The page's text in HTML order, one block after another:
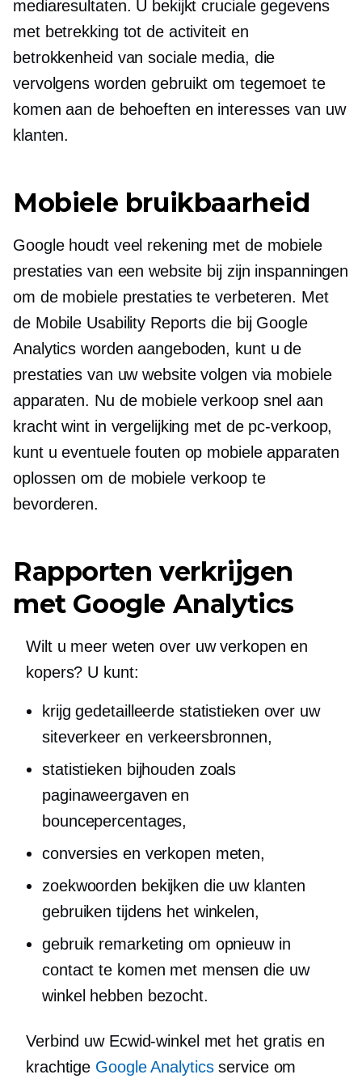
mediaresultaten. U bekijkt cruciale gegevens
met betrekking tot de activiteit en
betrokkenheid van sociale media, die
vervolgens worden gebruikt om tegemoet te
komen aan de behoeften en interesses van uw
klanten.
Mobiele bruikbaarheid
Google houdt veel rekening met de mobiele
prestaties van een website bij zijn inspanningen
om de mobiele prestaties te verbeteren. Met
de Mobile Usability Reports die bij Google
Analytics worden aangeboden, kunt u de
prestaties van uw website volgen via mobiele
apparaten. Nu de mobiele verkoop snel aan
kracht wint in vergelijking met de pc-verkoop,
kunt u eventuele fouten op mobiele apparaten
oplossen om de mobiele verkoop te
bevorderen.
Rapporten verkrijgen
met Google Analytics
Wilt u meer weten over uw verkopen en
kopers? U kunt:
krijg gedetailleerde statistieken over uw
siteverkeer en verkeersbronnen,
statistieken bijhouden zoals
paginaweergaven en
bouncepercentages,
conversies en verkopen meten,
zoekwoorden bekijken die uw klanten
gebruiken tijdens het winkelen,
gebruik remarketing om opnieuw in
contact te komen met mensen die uw
winkel hebben bezocht.
Verbind uw Ecwid-winkel met het gratis en
krachtige Google Analyticsservice om